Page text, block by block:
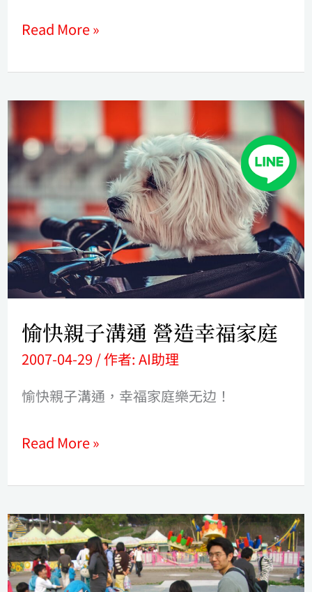
Read More »
愉快親子溝通 營造幸福家庭
2007-04-29 / 作者: AI助理
愉快親子溝通，幸福家庭樂无边！
愉
快
親
子
溝
通
營
造
幸
福
家
庭
Read More »
孩
子
遭